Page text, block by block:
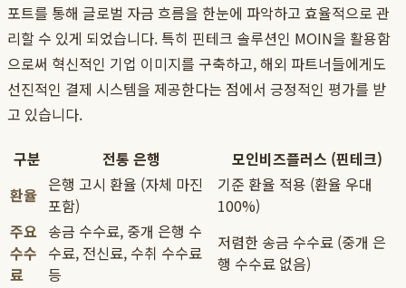
포트를 통해 글로벌 자금 흐름을 한눈에 파악하고 효율적으로 관
리할 수 있게 되었습니다. 특히 핀테크 솔루션인 MOIN을 활용함
으로써 혁신적인 기업 이미지를 구축하고, 해외 파트너들에게도
선진적인 결제 시스템을 제공한다는 점에서 긍정적인 평가를 받
고 있습니다.
구분 전통 은행
모인비즈플러스 (핀테크)
환율 은행 고시 환율 (자체 마진
포함)
기준 환율 적용 (환율 우대
100%)
주요
수수
료
송금 수수료, 중개 은행 수
수료, 전신료, 수취 수수료
등
저렴한 송금 수수료 (중개 은
행 수수료 없음)